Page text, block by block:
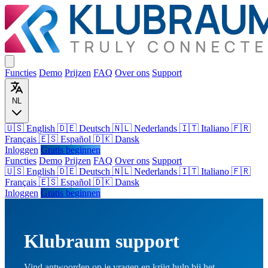
Functies Demo Prijzen FAQ Over ons Support
NL
🇺🇸 English 🇩🇪 Deutsch 🇳🇱 Nederlands 🇮🇹 Italiano 🇫🇷
Français 🇪🇸 Español 🇩🇰 Dansk
Inloggen Gratis beginnen
Functies Demo Prijzen FAQ Over ons Support
🇺🇸 English 🇩🇪 Deutsch 🇳🇱 Nederlands 🇮🇹 Italiano 🇫🇷
Français 🇪🇸 Español 🇩🇰 Dansk
Inloggen Gratis beginnen
Klubraum support